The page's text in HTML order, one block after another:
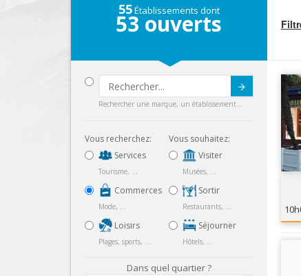
55Établissements dont
53 ouverts
Rechercher une marque, un établissement...
Vous recherchez:
Services
Tourisme, ...
Commerces
Mode, ...
Loisirs
Plages, sports, ...
Vous souhaitez:
Visiter
Musées, ...
Sortir
Restaurants, ...
Séjourner
Hôtels, ...
Dans quel quartier ?